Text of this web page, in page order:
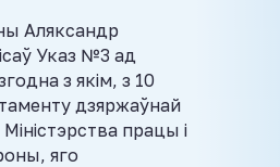
Аляксандр
Указ №3 ад
з якім, з 10
дзяржаўнай
працы і
яго